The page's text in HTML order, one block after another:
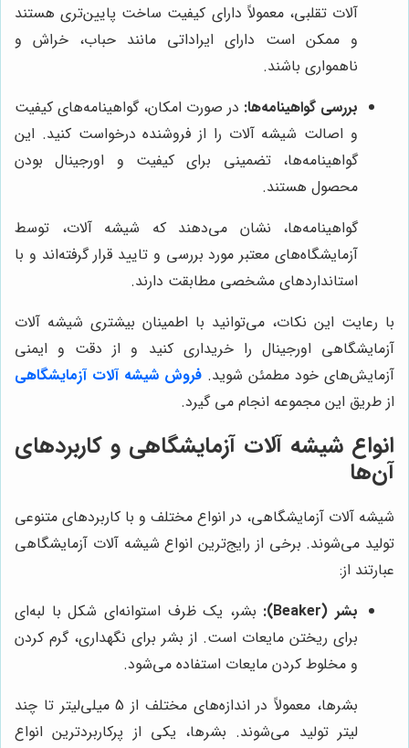
آلات تقلبی، معمولاً دارای کیفیت ساخت پایین‌تری هستند
و ممکن است دارای ایراداتی مانند حباب، خراش و
ناهمواری باشند.
بررسی گواهینامه‌ها: در صورت امکان، گواهینامه‌های کیفیت
و اصالت شیشه آلات را از فروشنده درخواست کنید. این
گواهینامه‌ها، تضمینی برای کیفیت و اورجینال بودن
محصول هستند.
گواهینامه‌ها، نشان می‌دهند که شیشه آلات، توسط
آزمایشگاه‌های معتبر مورد بررسی و تایید قرار گرفته‌اند و با
استانداردهای مشخصی مطابقت دارند.
با رعایت این نکات، می‌توانید با اطمینان بیشتری شیشه آلات
آزمایشگاهی اورجینال را خریداری کنید و از دقت و ایمنی
آزمایش‌های خود مطمئن شوید. فروش شیشه آلات آزمایشگاهی
از طریق این مجموعه انجام می گیرد.
انواع شیشه آلات آزمایشگاهی و کاربردهای
آن‌ها
شیشه آلات آزمایشگاهی، در انواع مختلف و با کاربردهای متنوعی
تولید می‌شوند. برخی از رایج‌ترین انواع شیشه آلات آزمایشگاهی
عبارتند از:
بشر (Beaker):
بشر، یک ظرف استوانه‌ای شکل با لبه‌ای
برای ریختن مایعات است. از بشر برای نگهداری، گرم کردن
و مخلوط کردن مایعات استفاده می‌شود.
بشرها، معمولاً در اندازه‌های مختلف از 5 میلی‌لیتر تا چند
لیتر تولید می‌شوند. بشرها، یکی از پرکاربردترین انواع